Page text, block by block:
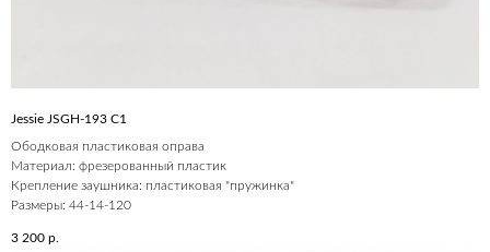
Jessie JSGH-193 C1
Ободковая пластиковая оправа
Материал: фрезерованный пластик
Крепление заушника: пластиковая "пружинка"
Размеры: 44-14-120
3 200 р.